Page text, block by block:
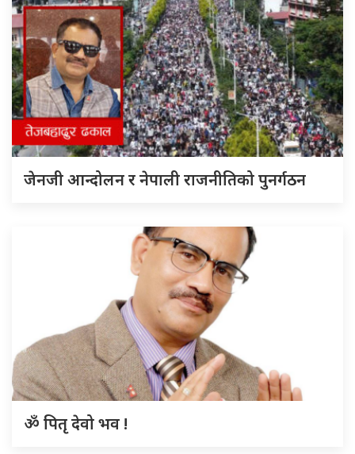
जेनजी आन्दोलन र नेपाली राजनीतिको पुनर्गठन
ॐ पितृ देवो भव !